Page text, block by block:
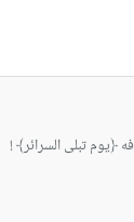
﴿يوم تبلى السرائر﴾ !